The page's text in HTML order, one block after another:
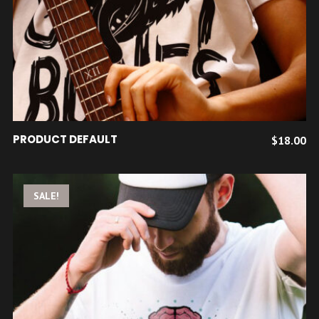
AJOUTER AU PANIER
PRODUCT DEFAULT $18.00
SALE!